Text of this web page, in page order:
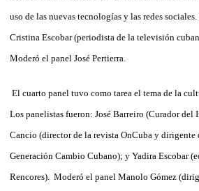
uso de las nuevas tecnologías y las redes
Cristina Escobar (periodista de la televisión
Moderó el panel José Pertierra.
El cuarto panel tuvo como tarea el tema de la
Los panelistas fueron: José Barreiro (Curador
Cancio (director de la revista OnCuba y dirigente
Generación Cambio Cubano); y Yadira Escobar
Rencores). Moderó el panel Manolo Gómez